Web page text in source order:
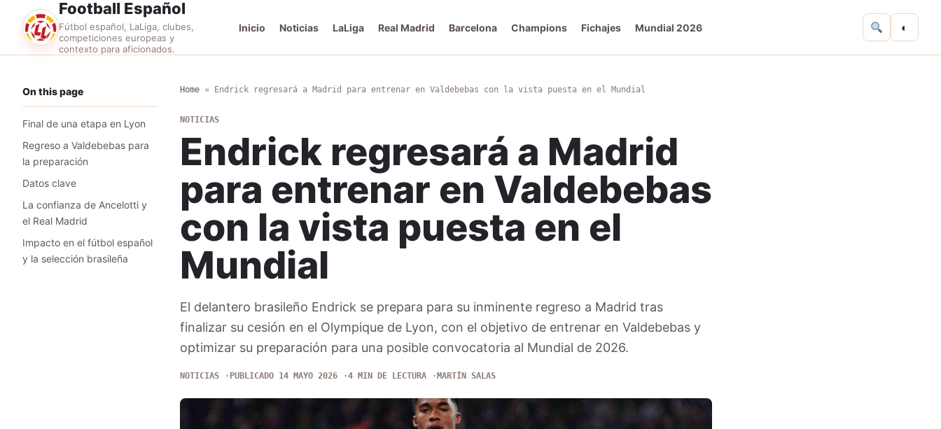
Football Español
Fútbol español, LaLiga, clubes,
competiciones europeas y
contexto para aficionados.
Inicio Noticias LaLiga Real Madrid Barcelona Champions Fichajes Mundial 2026 ◐
On this page
Final de una etapa en Lyon
Regreso a Valdebebas para
la preparación
Datos clave
La confianza de Ancelotti y
el Real Madrid
Impacto en el fútbol español
y la selección brasileña
Home» Endrick regresará a Madrid para entrenar en Valdebebas con la vista puesta en el Mundial
NOTICIAS
Endrick regresará a Madrid
para entrenar en Valdebebas
con la vista puesta en el
Mundial
El delantero brasileño Endrick se prepara para su inminente regreso a Madrid tras
finalizar su cesión en el Olympique de Lyon, con el objetivo de entrenar en Valdebebas y
optimizar su preparación para una posible convocatoria al Mundial de 2026.
NOTICIAS PUBLICADO 14 MAYO 2026 4 MIN DE LECTURA MARTÍN SALAS